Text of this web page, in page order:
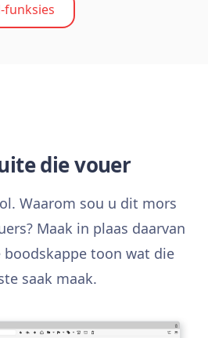
funksies
die vouer
Waarom sou u dit mors
Maak in plaas daarvan
boodskappe toon wat die
saak maak.